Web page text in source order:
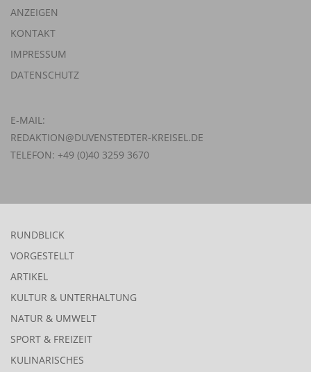
ANZEIGEN
KONTAKT
IMPRESSUM
DATENSCHUTZ
E-MAIL:
REDAKTION@DUVENSTEDTER-KREISEL.DE
TELEFON: +49 (0)40 3259 3670
RUNDBLICK
VORGESTELLT
ARTIKEL
KULTUR & UNTERHALTUNG
NATUR & UMWELT
SPORT & FREIZEIT
KULINARISCHES